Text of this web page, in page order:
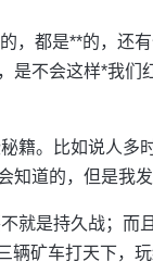
，都是**的，还
是不会这样*我们
籍。比如说人多
道的，但是我
就是持久战；而
辆矿车打天下，